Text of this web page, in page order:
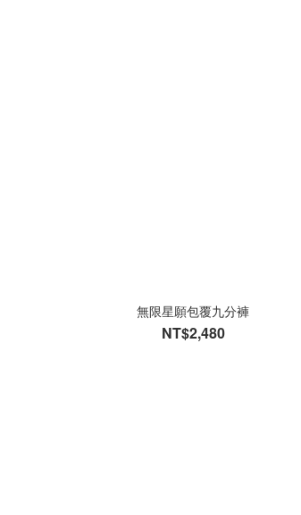
無限星願包覆九分褲
NT$2,480